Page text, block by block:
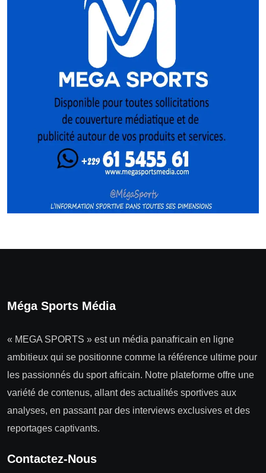
Méga Sports Média
« MEGA SPORTS » est un média panafricain en ligne
ambitieux qui se positionne comme la référence ultime pour
les passionnés du sport africain. Notre plateforme offre une
variété de contenus, allant des actualités sportives aux
analyses, en passant par des interviews exclusives et des
reportages captivants.
Contactez-Nous